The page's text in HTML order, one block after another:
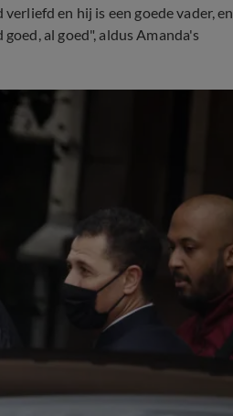
en hij is een goede vader, en
al goed", aldus Amanda's